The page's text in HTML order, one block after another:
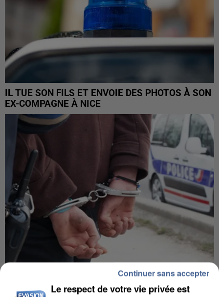
IL TUE SON FILS ET ENVOIE DES PHOTOS À SON
EX-COMPAGNE À NICE
L’UN DES FONDATEURS SUPPOSÉS DE LA DZ
MAFIA INTERPELLÉ EN ALGÉRIE
Le respect de votre vie privée est
Continuer sans accepter